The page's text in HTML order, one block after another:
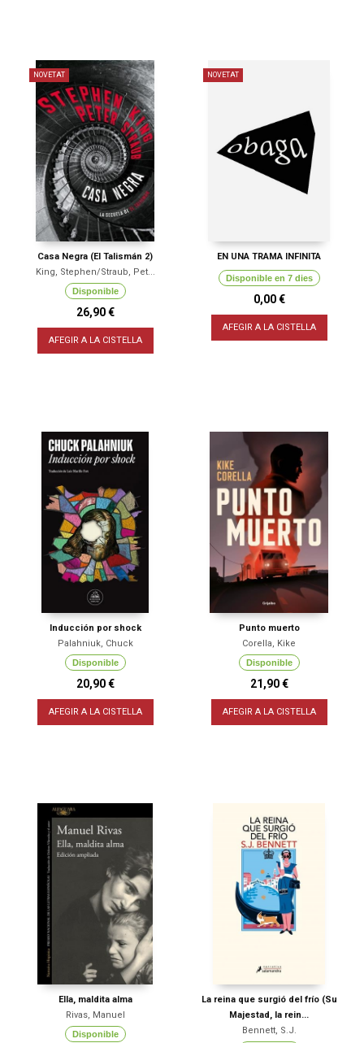
NOVETAT
Casa Negra (El Talismán 2)
King, Stephen/Straub, Pet...
Disponible
26,90 €
AFEGIR A LA CISTELLA
NOVETAT
EN UNA TRAMA INFINITA
Disponible en 7 dies
0,00 €
AFEGIR A LA CISTELLA
Inducción por shock
Palahniuk, Chuck
Disponible
20,90 €
AFEGIR A LA CISTELLA
Punto muerto
Corella, Kike
Disponible
21,90 €
AFEGIR A LA CISTELLA
Ella, maldita alma
Rivas, Manuel
Disponible
La reina que surgió del frío (Su
Majestad, la rein...
Bennett, S.J.